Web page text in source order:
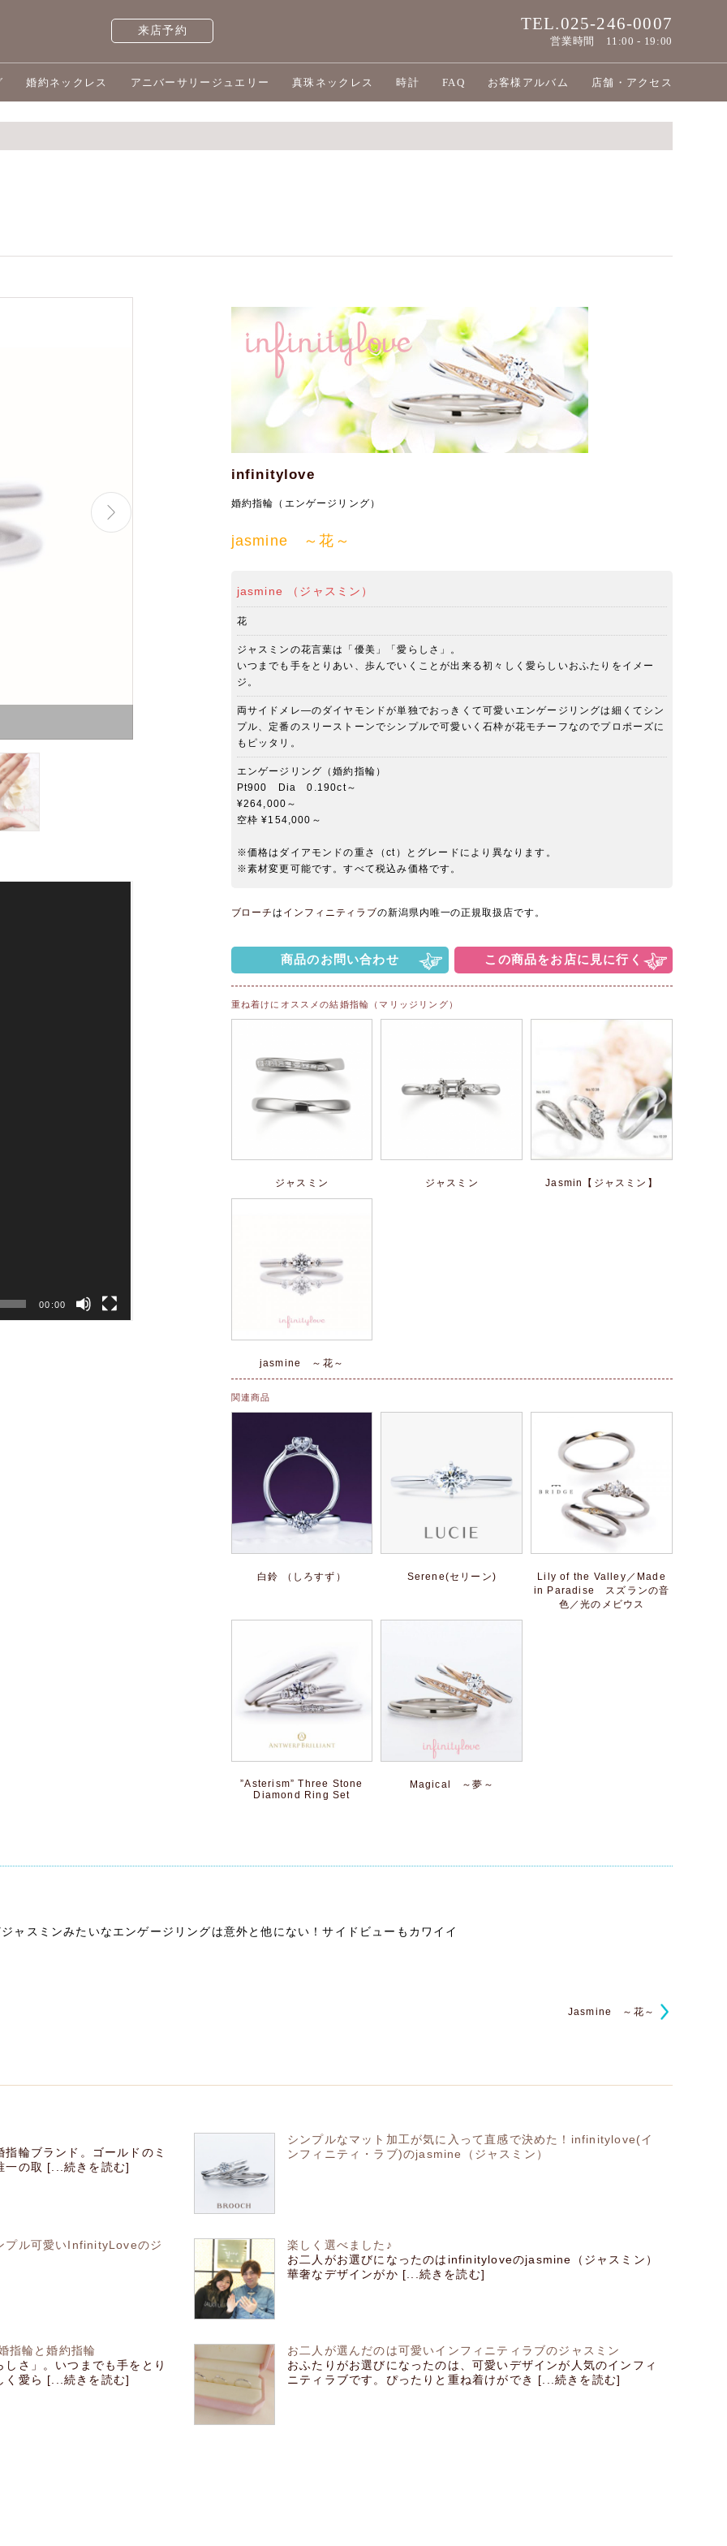
来店予約 TEL.025-246-0007
営業時間 11:00 - 19:00
婚約ネックレス アニバーサリージュエリー 真珠ネックレス 時計 FAQ お客様アルバム 店舗・アクセス
スリーストーンがシンプルなエンゲージリング セットリングも華やかで
00:00
infinitylove
婚約指輪（エンゲージリング）
jasmine ～花～
jasmine （ジャスミン）
花
ジャスミンの花言葉は「優美」「愛らしさ」。
いつまでも手をとりあい、歩んでいくことが出来る初々しく愛らしいおふたりをイメー
ジ。
両サイドメレ―のダイヤモンドが単独でおっきくて可愛いエンゲージリングは細くてシン
プル、定番のスリーストーンでシンプルで可愛いく石枠が花モチーフなのでプロポーズに
もピッタリ。
エンゲージリング（婚約指輪）
Pt900 Dia 0.190ct～
¥264,000～
空枠 ¥154,000～
※価格はダイアモンドの重さ（ct）とグレードにより異なります。
※素材変更可能です。すべて税込み価格です。
ブローチは インフィニティラブの新潟県内唯一の正規取扱店です。
商品のお問い合わせ この商品をお店に見に行く
重ね着けにオススメの結婚指輪（マリッジリング）
ジャスミン ジャスミン Jasmin【ジャスミン】
jasmine ～花～
関連商品
白鈴 （しろすず） Serene(セリーン)
Lily of the Valley／Made
in Paradise スズランの音
色／光のメビウス
”Asterism” Three Stone
Diamond Ring Set
Magical ～夢～
ャスミンみたいなエンゲージリングは意外と他にない！サイドビューもカワイイ
Jasmine ～花～
輪ブランド。ゴールドのミ
一の取 [...続きを読む]
シンプルなマット加工が気に入って直感で決めた！infinitylove(イ
ンフィニティ・ラブ)のjasmine（ジャスミン）
プル可愛いInfinityLoveのジ
楽しく選べました♪
お二人がお選びになったのはinfinityloveのjasmine（ジャスミン）
華奢なデザインがか [...続きを読む]
指輪と婚約指輪
さ」。いつまでも手をとり
く愛ら [...続きを読む]
お二人が選んだのは可愛いインフィニティラブのジャスミン
おふたりがお選びになったのは、可愛いデザインが人気のインフィ
ニティラブです。ぴったりと重ね着けができ [...続きを読む]